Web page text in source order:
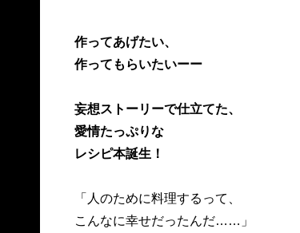
作ってあげたい、
作ってもらいたいーー
妄想ストーリーで仕立てた、
愛情たっぷりな
レシピ本誕生！
「人のために料理するって、
こんなに幸せだったんだ……」